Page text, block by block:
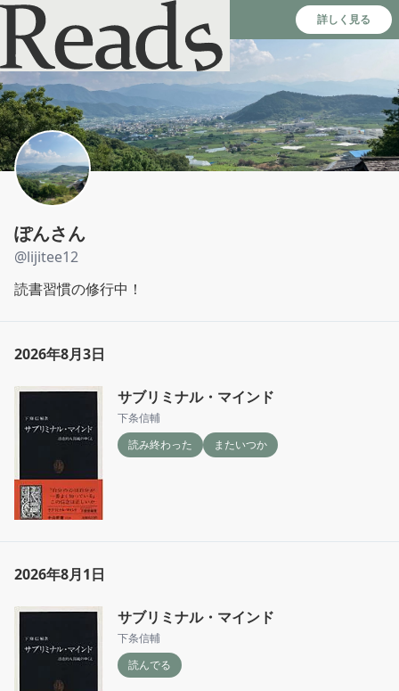
Reads - 読書のSNS＆記録アプリ 詳しく見る
ぽんさん
@lijitee12
読書習慣の修行中！
2026年8月3日
サブリミナル・マインド
下条信輔
読み終わった
またいつか
2026年8月1日
サブリミナル・マインド
下条信輔
読んでる